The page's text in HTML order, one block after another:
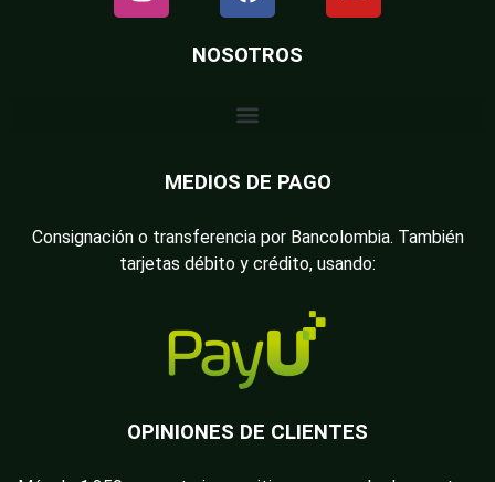
NOSOTROS
MEDIOS DE PAGO
Consignación o transferencia por Bancolombia. También
tarjetas débito y crédito, usando:
OPINIONES DE CLIENTES